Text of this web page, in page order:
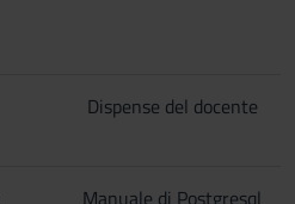
Dispense del docente
Manuale di Postgresql